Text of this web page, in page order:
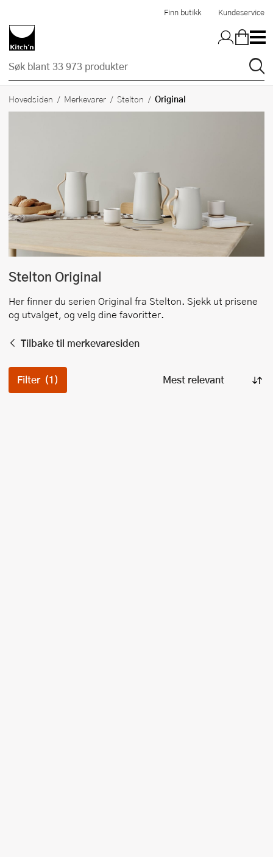
Finn butikk Kundeservice
Hovedsiden Merkevarer Stelton Original
Stelton Original
Her finner du serien Original fra Stelton. Sjekk ut prisene
og utvalget, og velg dine favoritter.
Tilbake til merkevaresiden
Filter (1)